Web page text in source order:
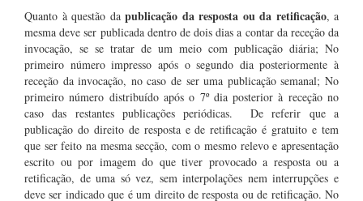
Quanto à questão da publicação da resposta ou da retificação, a
mesma deve ser publicada dentro de dois dias a contar da receção da
invocação, se se tratar de um meio com publicação diária; No
primeiro número impresso após o segundo dia posteriormente à
receção da invocação, no caso de ser uma publicação semanal; No
primeiro número distribuído após o 7º dia posterior à receção no
caso das restantes publicações periódicas. De referir que a
publicação do direito de resposta e de retificação é gratuito e tem
que ser feito na mesma secção, com o mesmo relevo e apresentação
escrito ou por imagem do que tiver provocado a resposta ou a
retificação, de uma só vez, sem interpolações nem interrupções e
deve ser indicado que é um direito de resposta ou de retificação. No